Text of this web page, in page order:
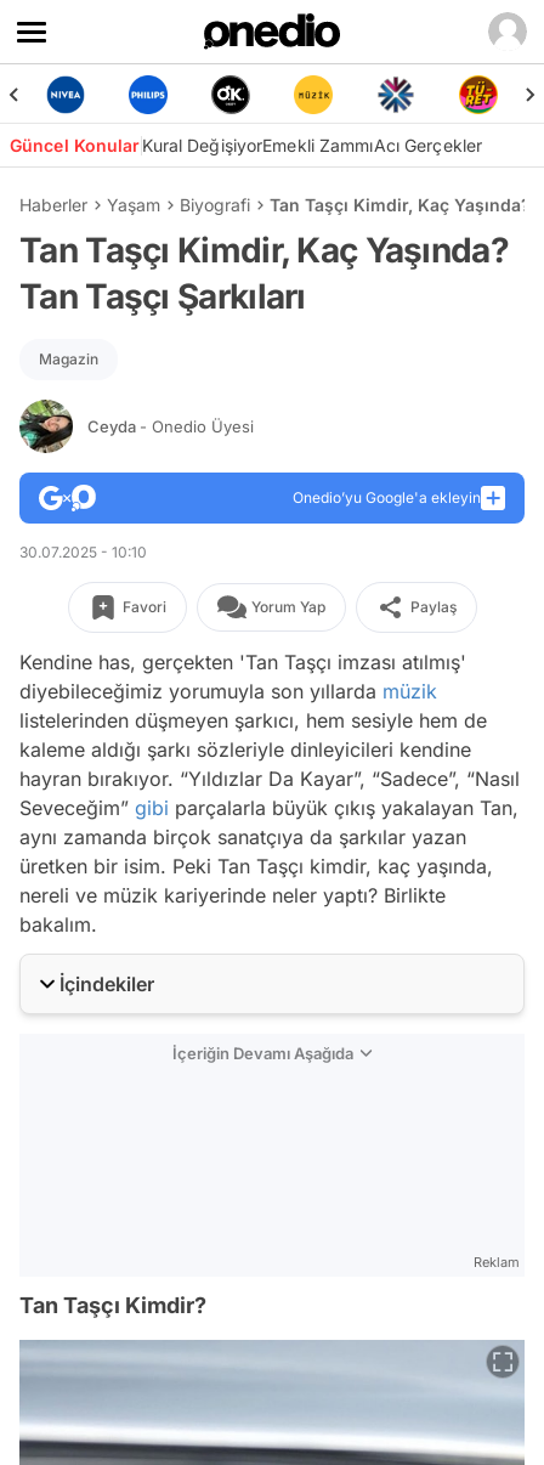
Güncel KonularKural DeğişiyorEmekli ZammıAcı Gerçekler
Haberler Yaşam Biyografi Tan Taşçı Kimdir, Kaç Yaşında?
Tan Taşçı Kimdir, Kaç Yaşında?
Tan Taşçı Şarkıları
Magazin
Ceyda - Onedio Üyesi
Onedio’yu Google'a ekleyin
30.07.2025 - 10:10
Favori Yorum Yap Paylaş
Kendine has, gerçekten 'Tan Taşçı imzası atılmış'
diyebileceğimiz yorumuyla son yıllarda müzik
listelerinden düşmeyen şarkıcı, hem sesiyle hem de
kaleme aldığı şarkı sözleriyle dinleyicileri kendine
hayran bırakıyor. “Yıldızlar Da Kayar”, “Sadece”, “Nasıl
Seveceğim” gibi parçalarla büyük çıkış yakalayan Tan,
aynı zamanda birçok sanatçıya da şarkılar yazan
üretken bir isim. Peki Tan Taşçı kimdir, kaç yaşında,
nereli ve müzik kariyerinde neler yaptı? Birlikte
bakalım.
İçindekiler
İçeriğin Devamı Aşağıda
Reklam
Tan Taşçı Kimdir?